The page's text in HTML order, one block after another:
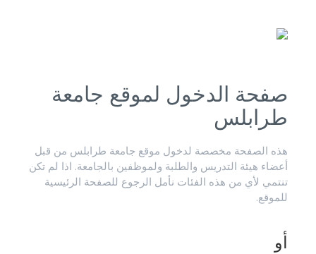
صفحة الدخول لموقع جامعة
طرابلس
هذه الصفحة مخصصة لدخول موقع جامعة طرابلس من قبل
أعضاء هيئة التدريس والطلبة ولموظفين بالجامعة. اذا لم تكن
تنتمي لأي من هذه الفئات نأمل الرجوع للصفحة الرئيسية
للموقع.
أو